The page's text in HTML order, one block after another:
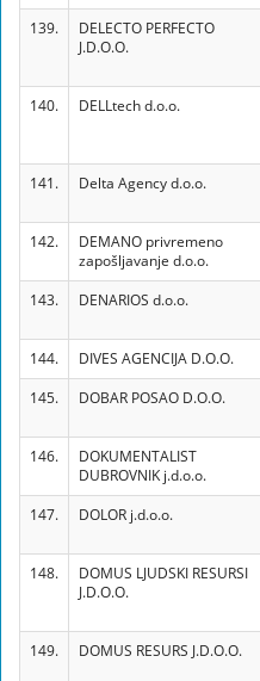
139.
DELECTO PERFECTO
J.D.O.O.
140.
DELLtech d.o.o.
141.
Delta Agency d.o.o.
142.
DEMANO privremeno
zapošljavanje d.o.o.
143.
DENARIOS d.o.o.
144.
DIVES AGENCIJA D.O.O.
145.
DOBAR POSAO D.O.O.
146.
DOKUMENTALIST
DUBROVNIK j.d.o.o.
147. DOLOR j.d.o.o.
148.
DOMUS LJUDSKI RESURSI
J.D.O.O.
149.
DOMUS RESURS J.D.O.O.